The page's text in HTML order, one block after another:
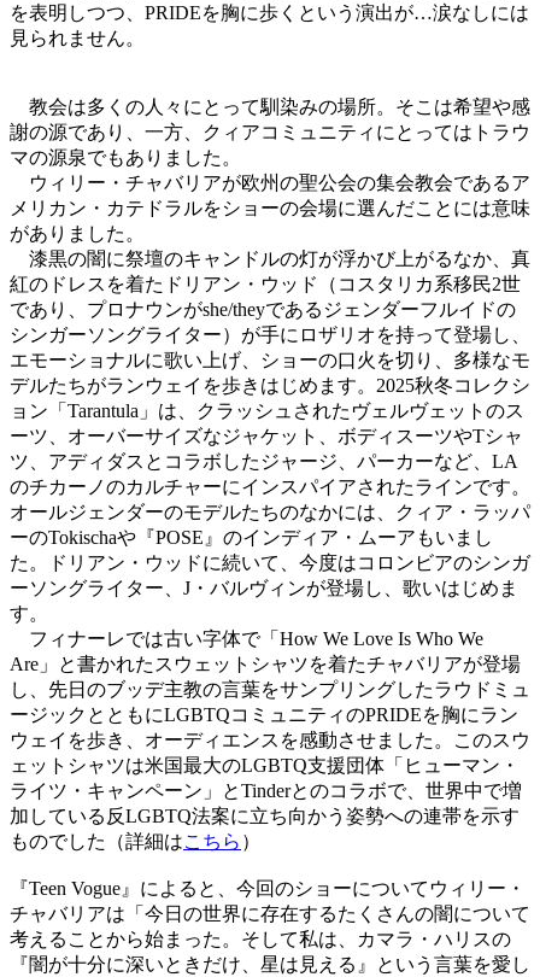
を表明しつつ、PRIDEを胸に歩くという演出が…涙なしには
見られません。
教会は多くの人々にとって馴染みの場所。そこは希望や感
謝の源であり、一方、クィアコミュニティにとってはトラウ
マの源泉でもありました。
ウィリー・チャバリアが欧州の聖公会の集会教会であるア
メリカン・カテドラルをショーの会場に選んだことには意味
がありました。
漆黒の闇に祭壇のキャンドルの灯が浮かび上がるなか、真
紅のドレスを着たドリアン・ウッド（コスタリカ系移民2世
であり、プロナウンがshe/theyであるジェンダーフルイドの
シンガーソングライター）が手にロザリオを持って登場し、
エモーショナルに歌い上げ、ショーの口火を切り、多様なモ
デルたちがランウェイを歩きはじめます。2025秋冬コレクシ
ョン「Tarantula」は、クラッシュされたヴェルヴェットのス
ーツ、オーバーサイズなジャケット、ボディスーツやTシャ
ツ、アディダスとコラボしたジャージ、パーカーなど、LA
のチカーノのカルチャーにインスパイアされたラインです。
オールジェンダーのモデルたちのなかには、クィア・ラッパ
ーのTokischaや『POSE』のインディア・ムーアもいまし
た。ドリアン・ウッドに続いて、今度はコロンビアのシンガ
ーソングライター、J・バルヴィンが登場し、歌いはじめま
す。
フィナーレでは古い字体で「How We Love Is Who We
Are」と書かれたスウェットシャツを着たチャバリアが登場
し、先日のブッデ主教の言葉をサンプリングしたラウドミュ
ージックとともにLGBTQコミュニティのPRIDEを胸にラン
ウェイを歩き、オーディエンスを感動させました。このスウ
ェットシャツは米国最大のLGBTQ支援団体「ヒューマン・
ライツ・キャンペーン」とTinderとのコラボで、世界中で増
加している反LGBTQ法案に立ち向かう姿勢への連帯を示す
ものでした（詳細はこちら ）
『Teen Vogue』によると、今回のショーについてウィリー・
チャバリアは「今日の世界に存在するたくさんの闇について
考えることから始まった。そして私は、カマラ・ハリスの
『闇が十分に深いときだけ、星は見える』という言葉を愛し